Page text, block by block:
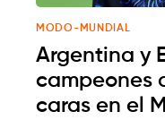
MODO-MUNDIAL
Argentina y
campeones
caras en el